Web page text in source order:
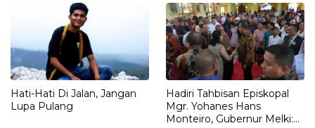
Hati-Hati Di Jalan, Jangan
Lupa Pulang
Hadiri Tahbisan Episkopal
Mgr. Yohanes Hans
Monteiro, Gubernur Melki: